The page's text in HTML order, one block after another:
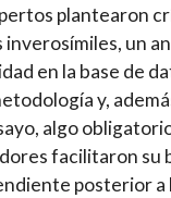
plantearon
un
en la base de
y,
algo
facilitaron su
posterior a